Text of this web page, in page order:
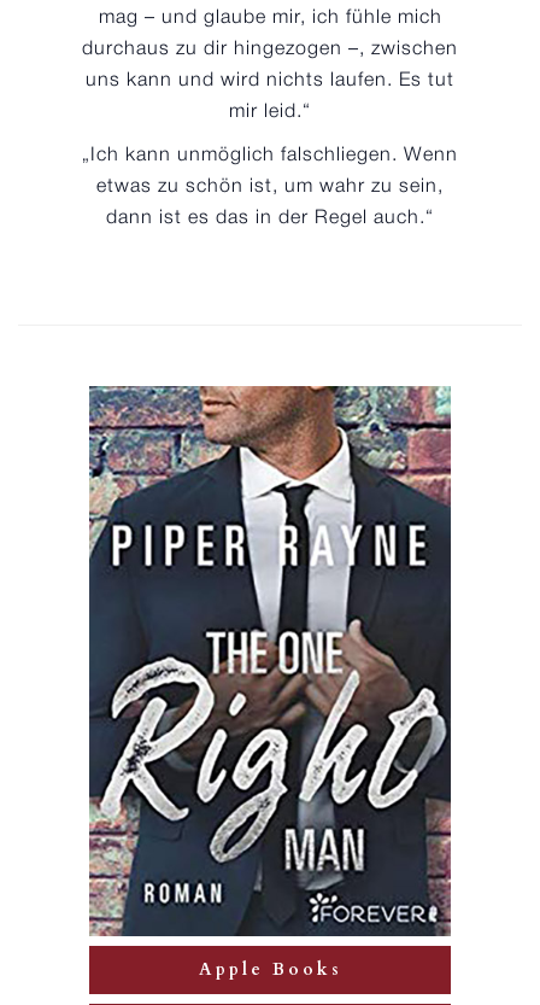
mag – und glaube mir, ich fühle mich
durchaus zu dir hingezogen –, zwischen
uns kann und wird nichts laufen. Es tut
mir leid.“
„Ich kann unmöglich falschliegen. Wenn
etwas zu schön ist, um wahr zu sein,
dann ist es das in der Regel auch.“
Apple Books